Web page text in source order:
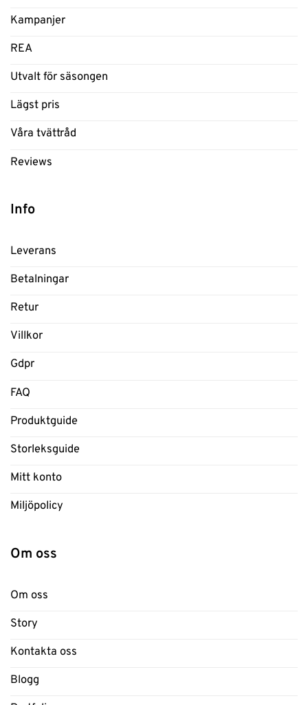
Kampanjer
REA
Utvalt för säsongen
Lägst pris
Våra tvättråd
Reviews
Info
Leverans
Betalningar
Retur
Villkor
Gdpr
FAQ
Produktguide
Storleksguide
Mitt konto
Miljöpolicy
Om oss
Om oss
Story
Kontakta oss
Blogg